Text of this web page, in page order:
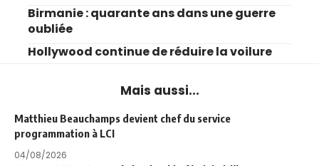
Birmanie : quarante ans dans une guerre
oubliée
Hollywood continue de réduire la voilure
Mais aussi...
Matthieu Beauchamps devient chef du service
programmation à LCI
04/08/2026